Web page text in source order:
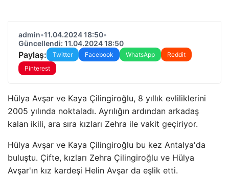
admin•11.04.2024 18:50•
Güncellendi: 11.04.2024 18:50
Paylaş: Twitter Facebook WhatsApp
Reddit
Pinterest
Hülya Avşar ve Kaya Çilingiroğlu, 8 yıllık evliliklerini
2005 yılında noktaladı. Ayrılığın ardından arkadaş
kalan ikili, ara sıra kızları Zehra ile vakit geçiriyor.
Hülya Avşar ve Kaya Çilingiroğlu bu kez Antalya'da
buluştu. Çifte, kızları Zehra Çilingiroğlu ve Hülya
Avşar'ın kız kardeşi Helin Avşar da eşlik etti.